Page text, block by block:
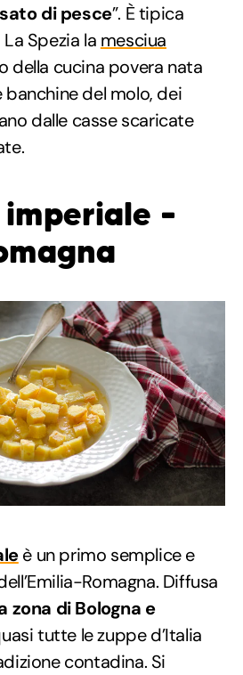
di pesce”. È tipica
Spezia la mesciua
della cucina povera nata
banchine del molo, dei
dalle casse scaricate
–
è un primo semplice e
Romagna. Diffusa
zona di Bologna e
tutte le zuppe d’Italia
contadina. Si